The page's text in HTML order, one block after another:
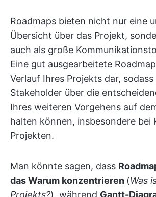
Roadmaps bieten nicht nur eine
Übersicht über das Projekt,
auch als große
Eine gut ausgearbeitete
Verlauf Ihres Projekts dar, sodass
Stakeholder über die
Ihres weiteren Vorgehens auf
halten können, insbesondere bei
Projekten.
Man könnte sagen, dass
das Warum konzentrieren (Was
Projekts?), während Gantt-